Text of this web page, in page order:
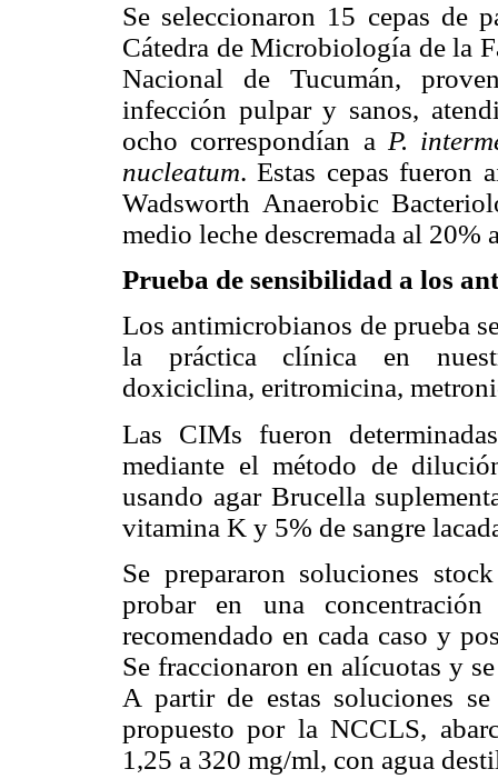
Se seleccionaron 15 cepas de
Cátedra de Microbiología de la
Nacional de Tucumán,
infección pulpar y sanos,
ocho correspondían a P.
nucleatum. Estas cepas fueron
Wadsworth Anaerobic
medio leche descremada al 20%
Prueba de sensibilidad a los
Los antimicrobianos de prueba
la práctica clínica en
doxiciclina, eritromicina,
Las CIMs fueron
mediante el método de
usando agar Brucella
vitamina K y 5% de sangre
Se prepararon soluciones
probar en una
recomendado en cada caso y
Se fraccionaron en alícuotas y
A partir de estas soluciones
propuesto por la NCCLS,
1,25 a 320 mg/ml, con agua